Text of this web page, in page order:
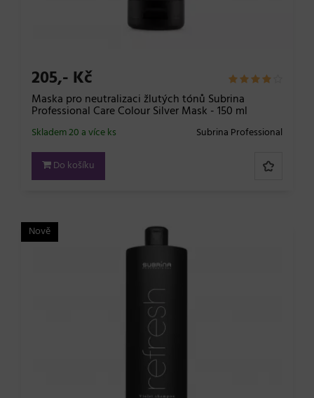
205,- Kč
Maska pro neutralizaci žlutých tónů Subrina
Professional Care Colour Silver Mask - 150 ml
Subrina Professional
Skladem 20 a více ks
Do košíku
Nově